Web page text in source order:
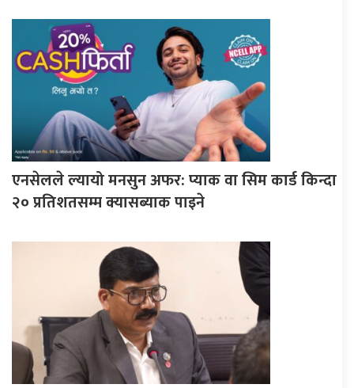
एनसेलले ल्यायो मनसुन अफर: प्याक वा सिम कार्ड किन्दा
२० प्रतिशतसम्म क्यासब्याक पाइने